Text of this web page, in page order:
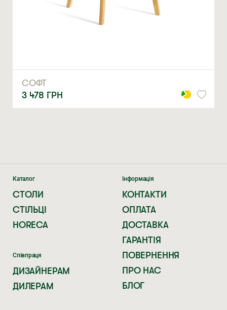
СОФТ
3 478 ГРН
Каталог
СТОЛИ
СТІЛЬЦІ
HORECA
Співпраця
ДИЗАЙНЕРАМ
ДИЛЕРАМ
Інформація
КОНТАКТИ
ОПЛАТА
ДОСТАВКА
ГАРАНТІЯ
ПОВЕРНЕННЯ
ПРО НАС
БЛОГ
* — обов’язкові поля